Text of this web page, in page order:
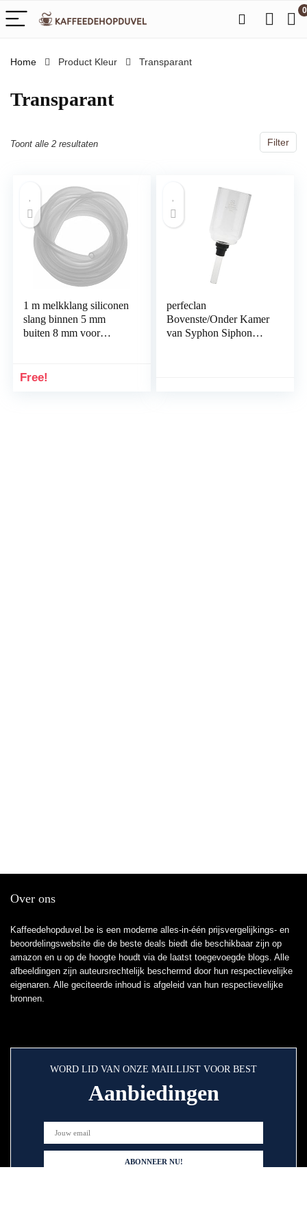
0
Home Product Kleur ‎Transparant
‎Transparant
Filter
Toont alle 2 resultaten
1 m melkklang siliconen
slang binnen 5 mm
buiten 8 mm voor
Free!
perfeclan
Bovenste/Onder Kamer
van Syphon Siphon
Over ons
Kaffeedehopduvel.be is een moderne alles-in-één prijsvergelijkings- en
beoordelingswebsite die de beste deals biedt die beschikbaar zijn op
amazon en u op de hoogte houdt via de laatst toegevoegde blogs. Alle
afbeeldingen zijn auteursrechtelijk beschermd door hun respectievelijke
eigenaren. Alle geciteerde inhoud is afgeleid van hun respectievelijke
bronnen.
WORD LID VAN ONZE MAILLIJST VOOR BEST
Aanbiedingen